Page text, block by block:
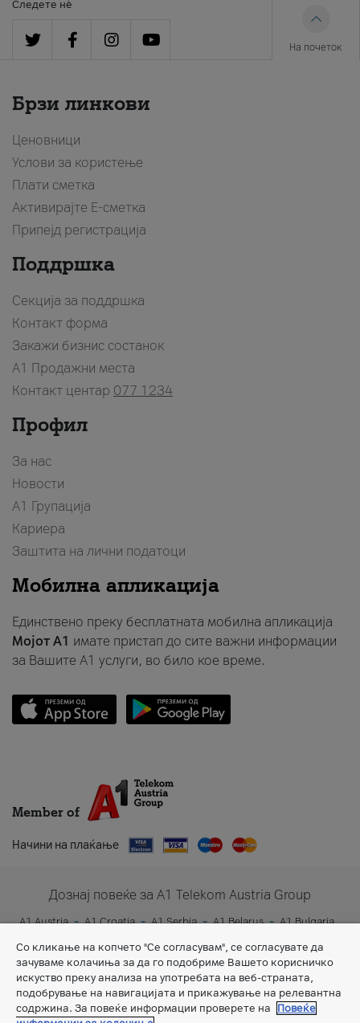
Следете нè
На почеток
Брзи линкови
Ценовници
Услови за користење
Плати сметка
Активирајте Е-сметка
Припејд регистрација
Поддршка
Секција за поддршка
Контакт форма
Закажи бизнис состанок
A1 Продажни места
Контакт центар 077 1234
Профил
За нас
Новости
А1 Групација
Кариера
Заштита на лични податоци
Мобилна апликација
Единствено преку бесплатната мобилна апликација
Мојот A1 имате пристап до сите важни информации
за Вашите A1 услуги, во било кое време.
Member of
Начини на плаќање
Дознај повеќе за A1 Telekom Austria Group
A1 Austria A1 Croatia A1 Serbia A1 Belarus
A1 Bulgaria
Со кликање на копчето "Се согласувам", се согласувате да
зачуваме колачиња за да го подобриме Вашето корисничко
искуство преку анализа на употребата на веб-страната,
подобрување на навигацијата и прикажување на релевантна
содржина. За повеќе информации проверете на
Повеќе